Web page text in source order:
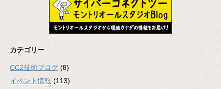
カテゴリー
CC2技術ブログ (8)
イベント情報 (113)